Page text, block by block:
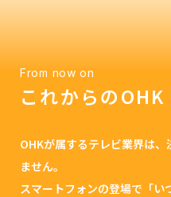
From now on
これからのOHK
OHKが属するテレビ業界は
ません。
スマートフォンの登場で「い